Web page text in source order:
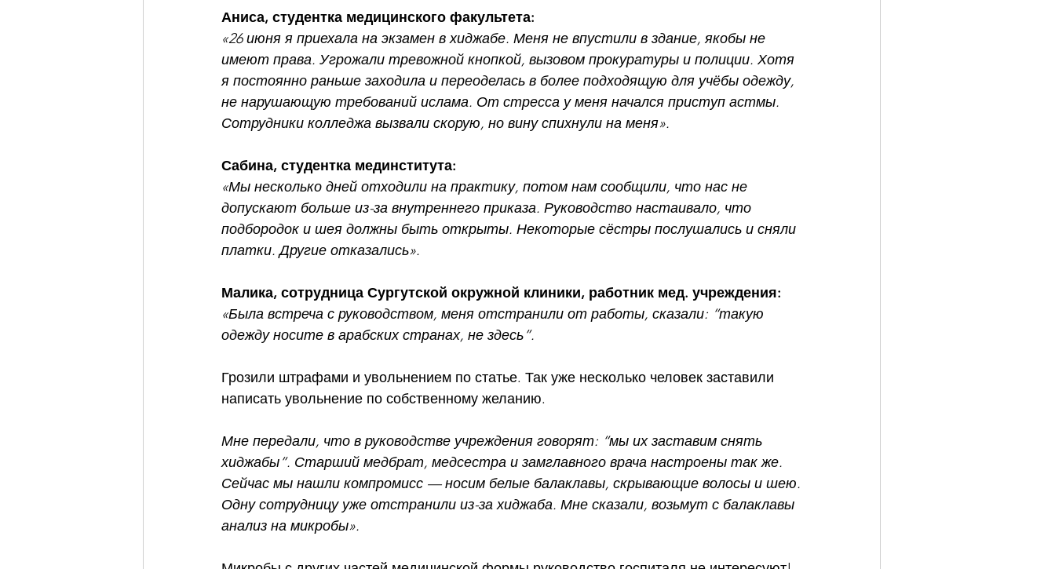
Аниса, студентка медицинского факультета:
«26 июня я приехала на экзамен в хиджабе. Меня не впустили в здание, якобы не
имеют права. Угрожали тревожной кнопкой, вызовом прокуратуры и полиции. Хотя
я постоянно раньше заходила и переоделась в более подходящую для учёбы одежду,
не нарушающую требований ислама. От стресса у меня начался приступ астмы.
Сотрудники колледжа вызвали скорую, но вину спихнули на меня».
Сабина, студентка мединститута:
«Мы несколько дней отходили на практику, потом нам сообщили, что нас не
допускают больше из-за внутреннего приказа. Руководство настаивало, что
подбородок и шея должны быть открыты. Некоторые сёстры послушались и сняли
платки. Другие отказались».
Малика, сотрудница Сургутской окружной клиники, работник мед. учреждения:
«Была встреча с руководством, меня отстранили от работы, сказали: “такую
одежду носите в арабских странах, не здесь”.
Грозили штрафами и увольнением по статье. Так уже несколько человек заставили
написать увольнение по собственному желанию.
Мне передали, что в руководстве учреждения говорят: “мы их заставим снять
хиджабы”. Старший медбрат, медсестра и замглавного врача настроены так же.
Сейчас мы нашли компромисс — носим белые балаклавы, скрывающие волосы и шею.
Одну сотрудницу уже отстранили из-за хиджаба. Мне сказали, возьмут с балаклавы
анализ на микробы».